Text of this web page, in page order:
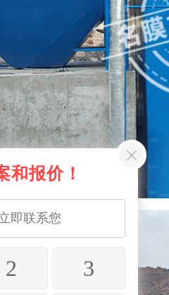
和报价！
2
3